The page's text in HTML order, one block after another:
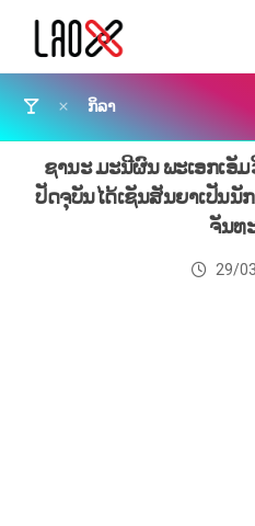
ກິລາ
ຊານະ ມະນີຜົນ ພະເອກເອັ
ປັດຈຸບັນໄດ້ເຊັນສັນຍາເປັນນັ
ຈັນທ
29/